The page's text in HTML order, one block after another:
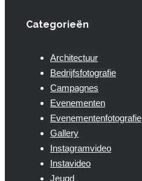
Categorieën
Architectuur
Bedrijfsfotografie
Campagnes
Evenementen
Evenementenfotografie
Gallery
Instagramvideo
Instavideo
Jeugd